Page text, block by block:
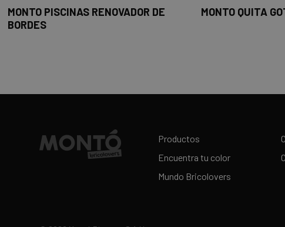
MONTO PISCINAS RENOVADOR DE
BORDES
MONTO QUITA
Productos
Encuentra tu color
Mundo Bricolovers